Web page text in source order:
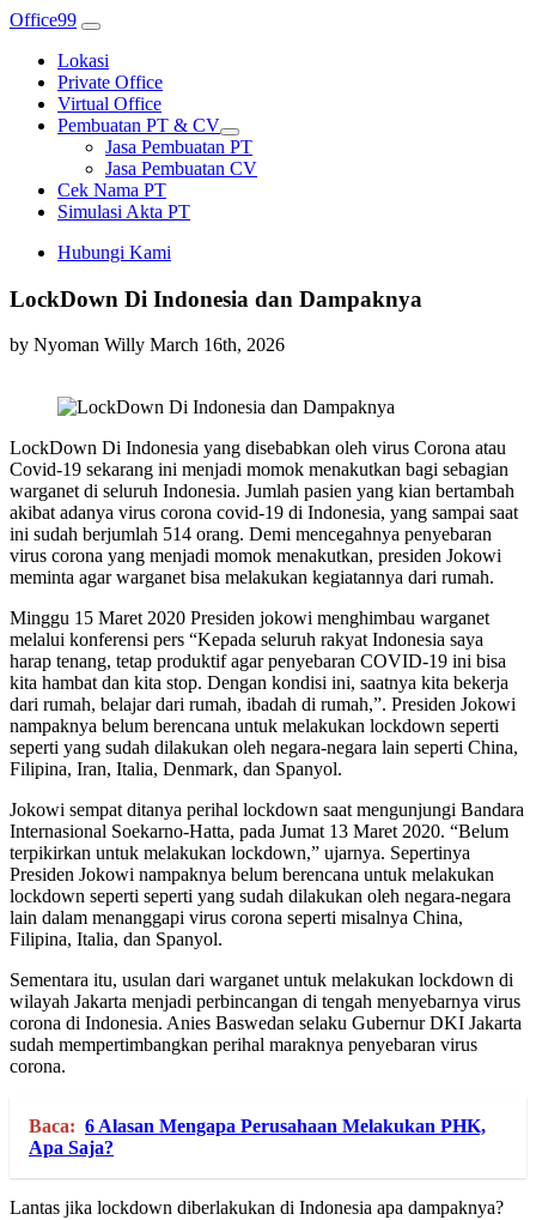
Office99
Lokasi
Private Office
Virtual Office
Pembuatan PT & CV
Jasa Pembuatan PT
Jasa Pembuatan CV
Cek Nama PT
Simulasi Akta PT
Hubungi Kami
LockDown Di Indonesia dan Dampaknya
by Nyoman Willy March 16th, 2026
LockDown Di Indonesia yang disebabkan oleh virus Corona atau
Covid-19 sekarang ini menjadi momok menakutkan bagi sebagian
warganet di seluruh Indonesia. Jumlah pasien yang kian bertambah
akibat adanya virus corona covid-19 di Indonesia, yang sampai saat
ini sudah berjumlah 514 orang. Demi mencegahnya penyebaran
virus corona yang menjadi momok menakutkan, presiden Jokowi
meminta agar warganet bisa melakukan kegiatannya dari rumah.
Minggu 15 Maret 2020 Presiden jokowi menghimbau warganet
melalui konferensi pers “Kepada seluruh rakyat Indonesia saya
harap tenang, tetap produktif agar penyebaran COVID-19 ini bisa
kita hambat dan kita stop. Dengan kondisi ini, saatnya kita bekerja
dari rumah, belajar dari rumah, ibadah di rumah,”. Presiden Jokowi
nampaknya belum berencana untuk melakukan lockdown seperti
seperti yang sudah dilakukan oleh negara-negara lain seperti China,
Filipina, Iran, Italia, Denmark, dan Spanyol.
Jokowi sempat ditanya perihal lockdown saat mengunjungi Bandara
Internasional Soekarno-Hatta, pada Jumat 13 Maret 2020. “Belum
terpikirkan untuk melakukan lockdown,” ujarnya. Sepertinya
Presiden Jokowi nampaknya belum berencana untuk melakukan
lockdown seperti seperti yang sudah dilakukan oleh negara-negara
lain dalam menanggapi virus corona seperti misalnya China,
Filipina, Italia, dan Spanyol.
Sementara itu, usulan dari warganet untuk melakukan lockdown di
wilayah Jakarta menjadi perbincangan di tengah menyebarnya virus
corona di Indonesia. Anies Baswedan selaku Gubernur DKI Jakarta
sudah mempertimbangkan perihal maraknya penyebaran virus
corona.
Baca: 6 Alasan Mengapa Perusahaan Melakukan PHK,
Apa Saja?
Lantas jika lockdown diberlakukan di Indonesia apa dampaknya?